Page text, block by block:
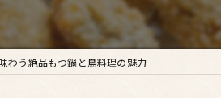
わう絶品もつ鍋と鳥料理の魅力